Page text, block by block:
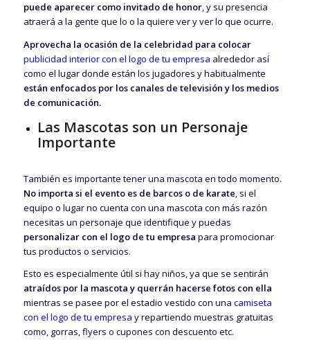
puede aparecer como invitado de honor, y su presencia
atraerá a la gente que lo o la quiere ver y ver lo que ocurre.
Aprovecha la ocasión de la celebridad para colocar
publicidad interior con el logo de tu empresa alrededor así
como el lugar donde están los jugadores y habitualmente
están enfocados por los canales de televisión y los medios
de comunicación.
Las Mascotas son un Personaje
Importante
También es importante tener una mascota en todo momento.
No importa si el evento es de barcos o de karate , si el
equipo o lugar no cuenta con una mascota con más razón
necesitas un personaje que identifique y puedas
personalizar con el logo de tu empresa para promocionar
tus productos o servicios.
Esto es especialmente útil si hay niños, ya que se sentirán
atraídos por la mascota y querrán hacerse fotos con ella
mientras se pasee por el estadio vestido con una camiseta
con el logo de tu empresa y repartiendo muestras gratuitas
como, gorras, flyers o cupones con descuento etc.